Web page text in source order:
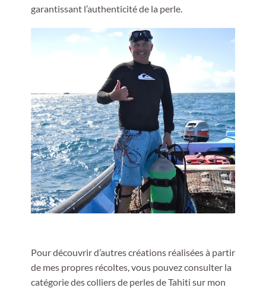
garantissant l’authenticité de la perle.
Pour découvrir d’autres créations réalisées à partir
de mes propres récoltes, vous pouvez consulter la
catégorie des colliers de perles de Tahiti sur mon